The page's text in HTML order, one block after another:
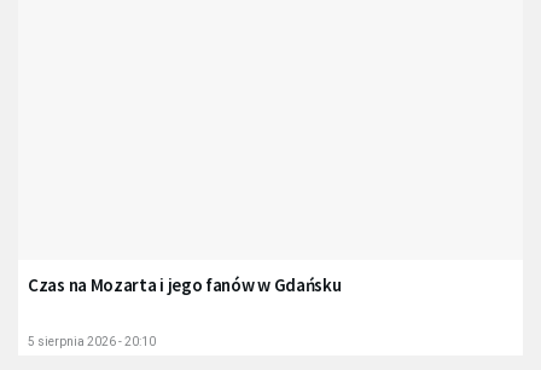
Czas na Mozarta i jego fanów w Gdańsku
5 sierpnia 2026 - 20:10